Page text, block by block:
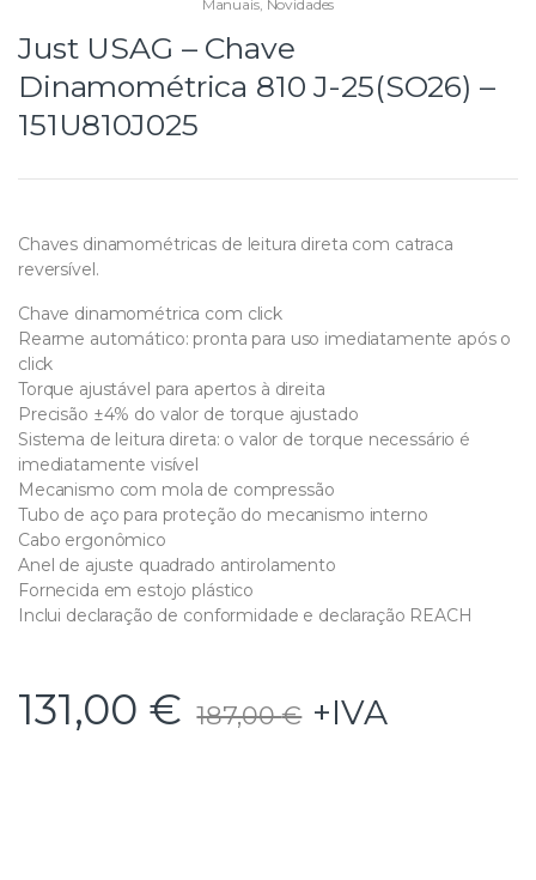
Manuais, Novidades
Just USAG – Chave
Dinamométrica 810 J-25(SO26) –
151U810J025
Chaves dinamométricas de leitura direta com catraca
reversível.
Chave dinamométrica com click
Rearme automático: pronta para uso imediatamente após o
click
Torque ajustável para apertos à direita
Precisão ±4% do valor de torque ajustado
Sistema de leitura direta: o valor de torque necessário é
imediatamente visível
Mecanismo com mola de compressão
Tubo de aço para proteção do mecanismo interno
Cabo ergonômico
Anel de ajuste quadrado antirolamento
Fornecida em estojo plástico
Inclui declaração de conformidade e declaração REACH
131,00 € 187,00€ +IVA